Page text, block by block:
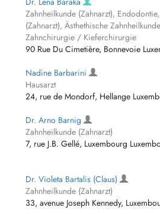
Zahnheilkunde (Zahnarzt),
(Zahnarzt), Ästhethische
Zahnchirurgie / Kieferchirurgie
90 Rue Du Cimetière, Bonnevoie
Nadine Barbarini
Hausarzt
24, rue de Mondorf, Hellange
Dr. Arno Barnig
Zahnheilkunde (Zahnarzt)
7, rue J.B. Gellé, Luxembourg
Dr. Violeta Bartalis (Claus)
Zahnheilkunde (Zahnarzt)
33, avenue Joseph Kennedy,